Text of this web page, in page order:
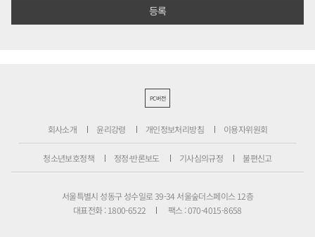
PC버전
회사소개 윤리강령 개인정보처리방침 이용자위원회
청소년보호정책 정정·반론보도 기사심의규정 불편신고
서울특별시 성동구 성수일로 39-34 서울숲더스페이스 12층
대표전화 : 1800-6522
팩스 : 070-4015-8658